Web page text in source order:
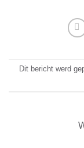
Dit bericht werd